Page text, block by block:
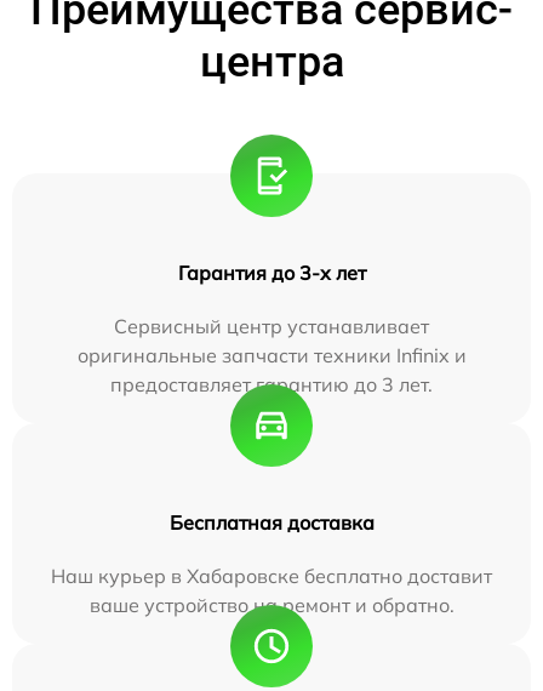
центра
Гарантия до 3-х лет
Сервисный центр устанавливает
оригинальные запчасти техники Infinix и
предоставляет гарантию до 3 лет.
Бесплатная доставка
Наш курьер в Хабаровске бесплатно доставит
ваше устройство на ремонт и обратно.